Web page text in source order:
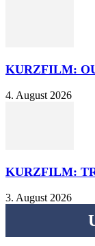
KURZFILM:
4. August 2026
KURZFILM:
3. August 2026